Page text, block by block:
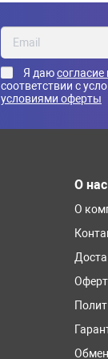
Я даю
соответствии с
условиями оферты
О нас
О